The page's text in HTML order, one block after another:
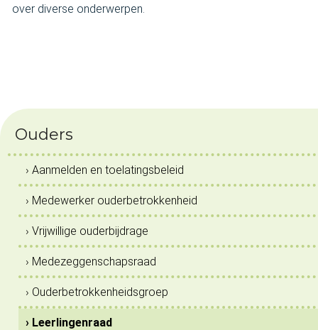
over diverse onderwerpen.
Ouders
› Aanmelden en toelatingsbeleid
› Medewerker ouderbetrokkenheid
› Vrijwillige ouderbijdrage
› Medezeggenschapsraad
› Ouderbetrokkenheidsgroep
› Leerlingenraad